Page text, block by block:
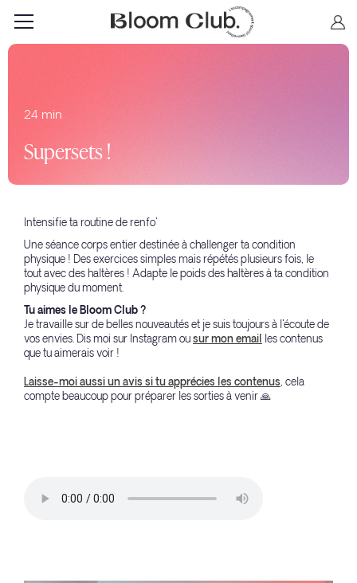
24 min
Supersets !
Intensifie ta routine de renfo'
Une séance corps entier destinée à challenger ta condition
physique ! Des exercices simples mais répétés plusieurs fois, le
tout avec des haltères ! Adapte le poids des haltères à ta condition
physique du moment.
Tu aimes le Bloom Club ?
Je travaille sur de belles nouveautés et je suis toujours à l'écoute de
vos envies. Dis moi sur Instagram ousur mon email les contenus
que tu aimerais voir !
Laisse-moi aussi un avis si tu apprécies les contenus, cela
compte beaucoup pour préparer les sorties à venir 🙏